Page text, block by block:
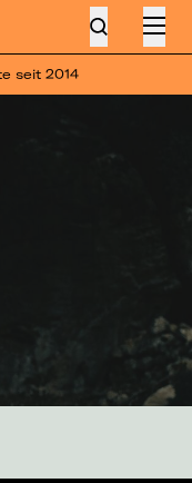
seit 2014